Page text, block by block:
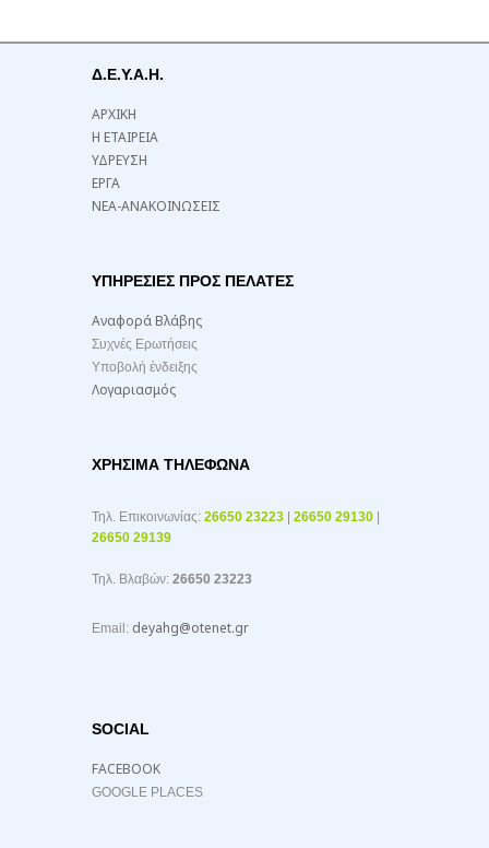
Δ.Ε.Υ.Α.Η.
ΑΡΧΙΚΗ
Η ΕΤΑΙΡΕΙΑ
ΥΔΡΕΥΣΗ
ΕΡΓΑ
ΝΕΑ-ΑΝΑΚΟΙΝΩΣΕΙΣ
ΥΠΗΡΕΣΙΕΣ ΠΡΟΣ ΠΕΛΑΤΕΣ
Αναφορά Βλάβης
Συχνές Ερωτήσεις
Υποβολή ένδειξης
Λογαριασμός
ΧΡΉΣΙΜΑ ΤΗΛΈΦΩΝΑ
Τηλ. Επικοινωνίας: 26650 23223 26650 29130
26650 29139
Τηλ. Βλαβών: 26650 23223
Email: deyahg@otenet.gr
SOCIAL
FACEBOOK
GOOGLE PLACES